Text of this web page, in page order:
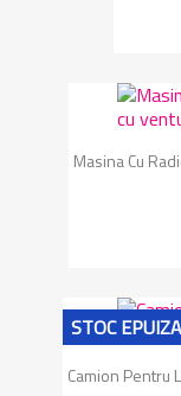
Masina Cu
Camion Pentru
STOC